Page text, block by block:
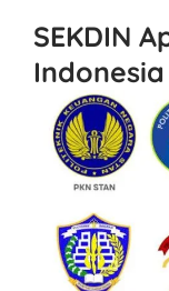
SEKDIN
Indonesia